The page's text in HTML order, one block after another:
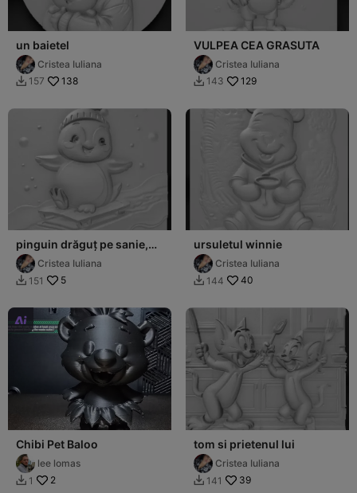
un baietel
Cristea Iuliana
 157 138
VULPEA CEA GRASUTA
Cristea Iuliana
 143 129
pinguin drăguț pe sanie,
culori strălucitoare
Cristea Iuliana
 151 5
ursuletul winnie
Cristea Iuliana
 144 40

Chibi Pet Baloo
lee lomas
 1 2
tom si prietenul lui
Cristea Iuliana
 141 39